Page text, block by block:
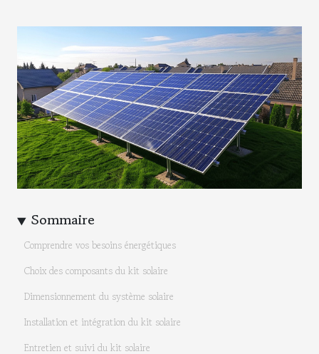
Sommaire
Comprendre vos besoins énergétiques
Choix des composants du kit solaire
Dimensionnement du système solaire
Installation et intégration du kit solaire
Entretien et suivi du kit solaire